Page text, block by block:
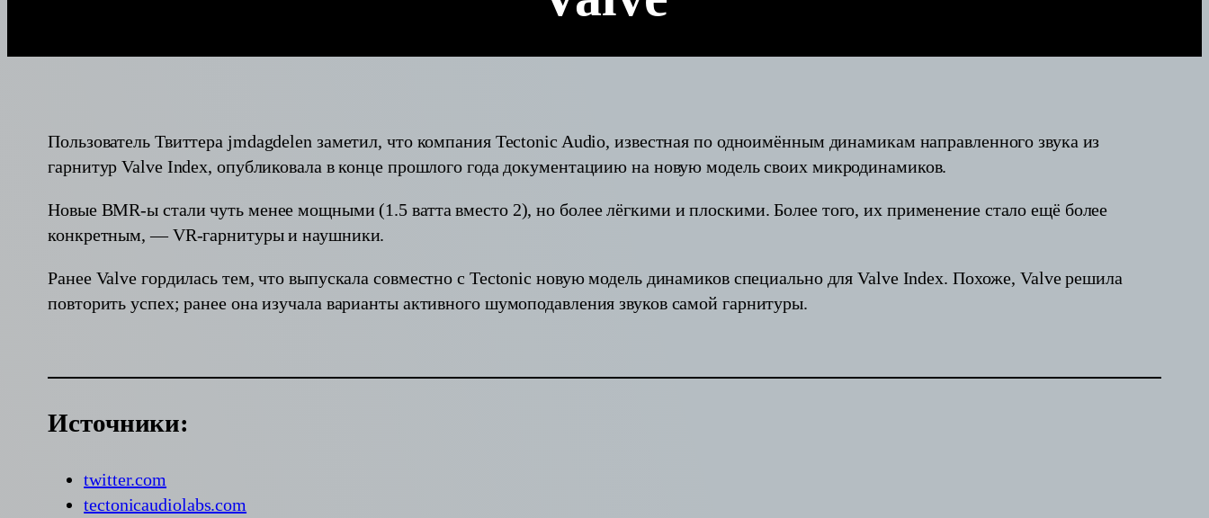
Пользователь Твиттера jmdagdelen заметил, что компания Tectonic Audio, известная по одноимённым динамикам направленного звука из
гарнитур Valve Index, опубликовала в конце прошлого года документациию на новую модель своих микродинамиков.
Новые BMR-ы стали чуть менее мощными (1.5 ватта вместо 2), но более лёгкими и плоскими. Более того, их применение стало ещё более
конкретным, — VR-гарнитуры и наушники.
Ранее Valve гордилась тем, что выпускала совместно с Tectonic новую модель динамиков специально для Valve Index. Похоже, Valve решила
повторить успех; ранее она изучала варианты активного шумоподавления звуков самой гарнитуры.
Источники:
twitter.com
tectonicaudiolabs.com